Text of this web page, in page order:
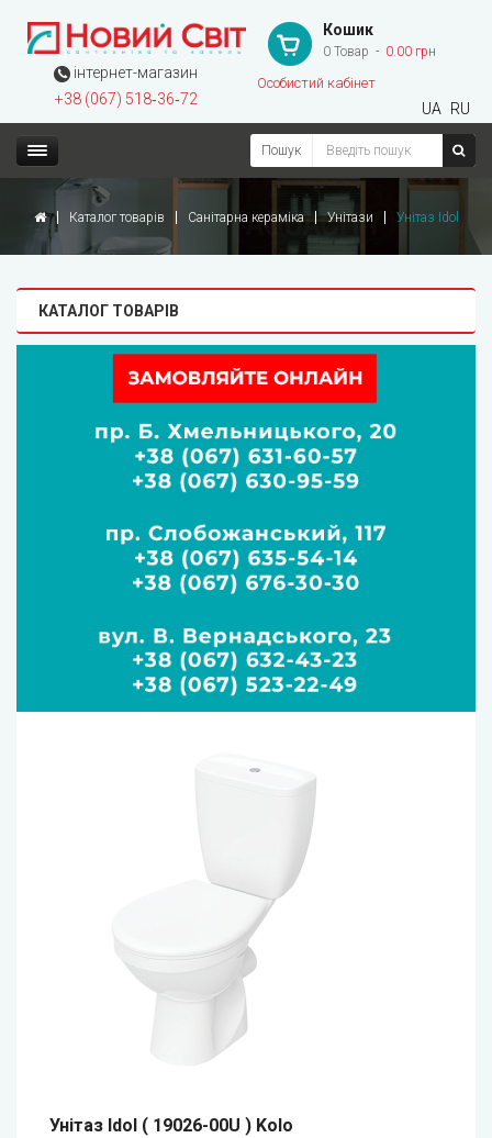
інтернет-магазин
+38 (067) 518‑36‑72
Кошик
0 Товар 0.00 грн
Особистий кабінет
UA RU
Пошук
Каталог товарів Санітарна кераміка Унітази Унітаз Idol
КАТАЛОГ ТОВАРІВ
Унітаз Idol ( 19026-00U ) Kolo